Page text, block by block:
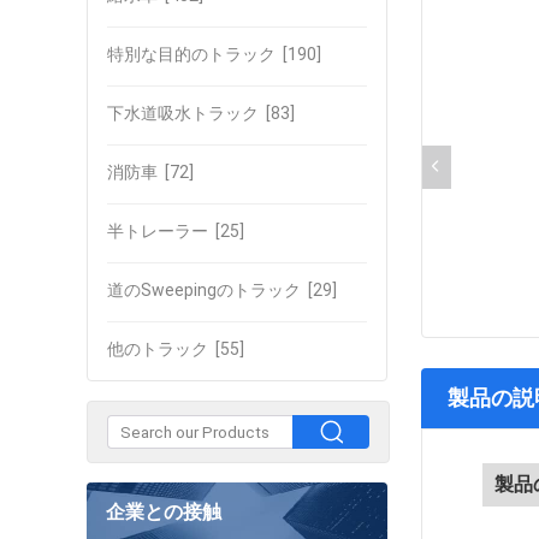
特別な目的のトラック [190]
下水道吸水トラック [83]
消防車 [72]
半トレーラー [25]
道のSweepingのトラック [29]
他のトラック [55]
企業との接触
製品の
製品